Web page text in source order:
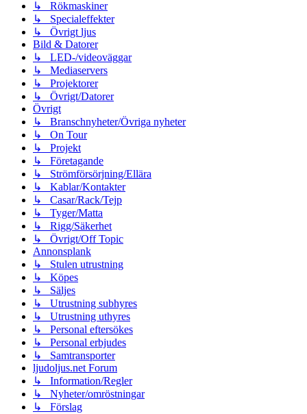
↳ Rökmaskiner
↳ Specialeffekter
↳ Övrigt ljus
Bild & Datorer
↳ LED-/videoväggar
↳ Mediaservers
↳ Projektorer
↳ Övrigt/Datorer
Övrigt
↳ Branschnyheter/Övriga nyheter
↳ On Tour
↳ Projekt
↳ Företagande
↳ Strömförsörjning/Ellära
↳ Kablar/Kontakter
↳ Casar/Rack/Tejp
↳ Tyger/Matta
↳ Rigg/Säkerhet
↳ Övrigt/Off Topic
Annonsplank
↳ Stulen utrustning
↳ Köpes
↳ Säljes
↳ Utrustning subhyres
↳ Utrustning uthyres
↳ Personal eftersökes
↳ Personal erbjudes
↳ Samtransporter
ljudoljus.net Forum
↳ Information/Regler
↳ Nyheter/omröstningar
↳ Förslag